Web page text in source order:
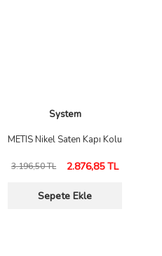
System
METIS Nikel Saten Kapı Kolu
3.196,50 TL 2.876,85 TL
Sepete Ekle